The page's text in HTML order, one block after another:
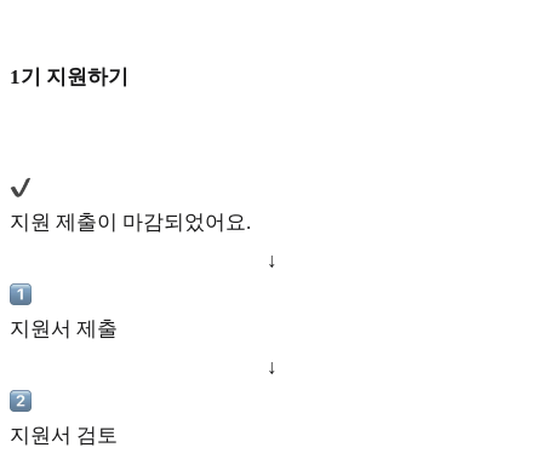
1기 지원하기
지원 제출이 마감되었어요.
↓
지원서 제출
↓
지원서 검토